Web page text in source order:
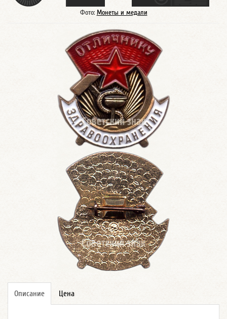
Фото: Монеты и медали
Описание Цена